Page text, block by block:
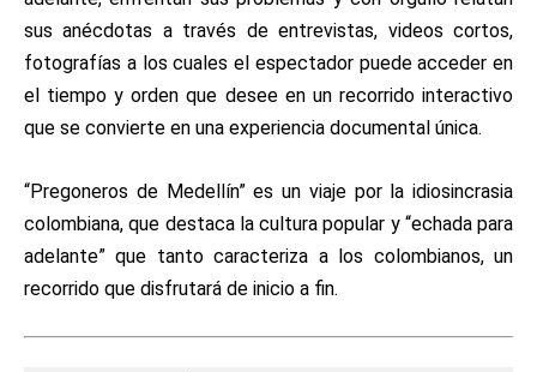
sus anécdotas a través de entrevistas, videos cortos,
fotografías a los cuales el espectador puede acceder en
el tiempo y orden que desee en un recorrido interactivo
que se convierte en una experiencia documental única.
“Pregoneros de Medellín” es un viaje por la idiosincrasia
colombiana, que destaca la cultura popular y “echada para
adelante” que tanto caracteriza a los colombianos, un
recorrido que disfrutará de inicio a fin.